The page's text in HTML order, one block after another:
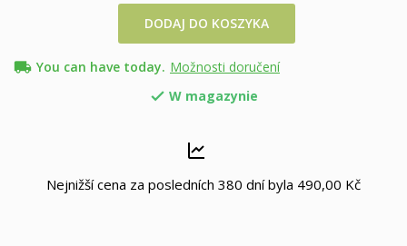
DODAJ DO KOSZYKA
local_shipping You can have today. Možnosti doručení
 W magazynie
Nejnižší cena za posledních 380 dní byla 490,00 Kč